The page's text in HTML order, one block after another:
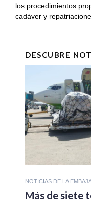
los procedimientos
cadáver y
DESCUBRE
NOTICIAS DE LA
Más de siete